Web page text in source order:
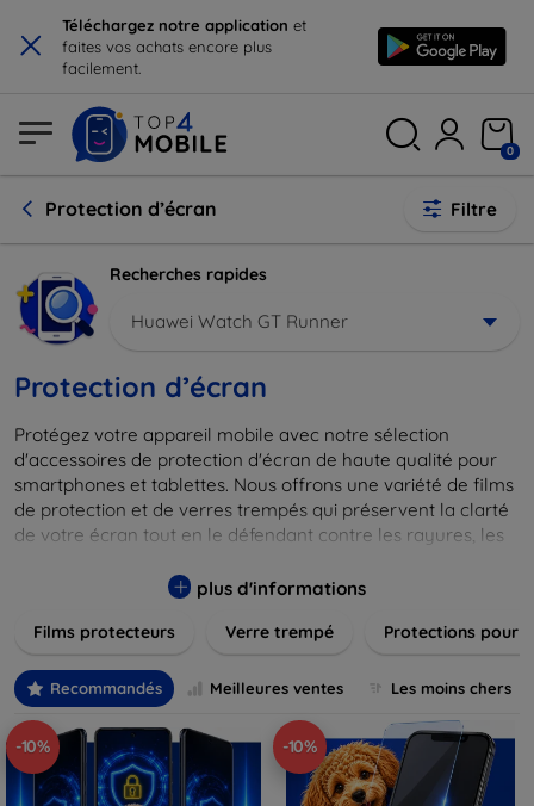
× Téléchargez notre application et
faites vos achats encore plus
facilement.
0
Protection d’écran Filtre
Recherches rapides
Huawei Watch GT Runner
Protection d’écran
Protégez votre appareil mobile avec notre sélection
d'accessoires de protection d'écran de haute qualité pour
smartphones et tablettes. Nous offrons une variété de films
de protection et de verres trempés qui préservent la clarté
de votre écran tout en le défendant contre les rayures, les
s'adapter parfaitement à votre appareil, garantissant une
compromis sur la sensibilité tactile. Explorez notre gamme
besoins et assurez-vous que votre écran reste comme neuf,
longtemps.
plus d'informations
Films protecteurs Verre trempé Protections pour
Recommandés Meilleures ventes Les moins chers
-10% -10%